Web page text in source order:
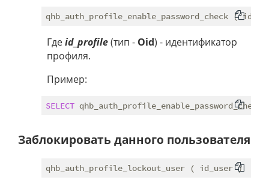
Гдеid_profile(тип - Oid) - идентификатор
профиля.
Пример:
SELECT qhb_auth_profile_enable_password_check(
Заблокировать данного пользователя